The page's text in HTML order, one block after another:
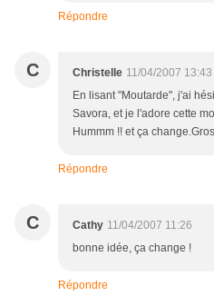
Répondre
C Christelle 11/04/2007 13:43
En lisant "Moutarde", j'ai
Savora, et je l'adore cette
Hummm !! et ça
Répondre
C Cathy 11/04/2007 11:26
bonne idée, ça change !
Répondre